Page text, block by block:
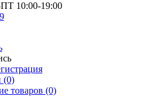
10:00-19:00
(0)
товаров (0)